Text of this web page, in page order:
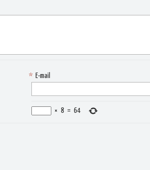
E-mail
*
× 8 = 64